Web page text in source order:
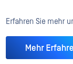
Erfahren Sie mehr
Mehr